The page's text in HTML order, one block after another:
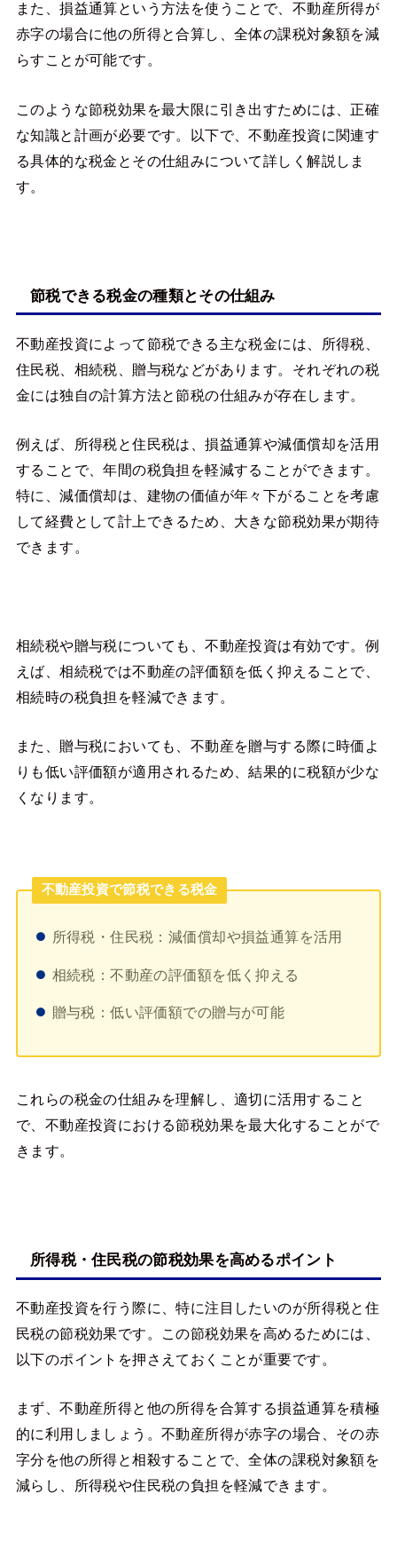
また、損益通算という方法を使うことで、不動産所得が
赤字の場合に他の所得と合算し、全体の課税対象額を減
らすことが可能です。
このような節税効果を最大限に引き出すためには、正確
な知識と計画が必要です。以下で、不動産投資に関連す
る具体的な税金とその仕組みについて詳しく解説しま
す。
節税できる税金の種類とその仕組み
不動産投資によって節税できる主な税金には、所得税、
住民税、相続税、贈与税などがあります。それぞれの税
金には独自の計算方法と節税の仕組みが存在します。
例えば、所得税と住民税は、損益通算や減価償却を活用
することで、年間の税負担を軽減することができます。
特に、減価償却は、建物の価値が年々下がることを考慮
して経費として計上できるため、大きな節税効果が期待
できます。
相続税や贈与税についても、不動産投資は有効です。例
えば、相続税では不動産の評価額を低く抑えることで、
相続時の税負担を軽減できます。
また、贈与税においても、不動産を贈与する際に時価よ
りも低い評価額が適用されるため、結果的に税額が少な
くなります。
不動産投資で節税できる税金
所得税・住民税：減価償却や損益通算を活用
相続税：不動産の評価額を低く抑える
贈与税：低い評価額での贈与が可能
これらの税金の仕組みを理解し、適切に活用すること
で、不動産投資における節税効果を最大化することがで
きます。
所得税・住民税の節税効果を高めるポイント
不動産投資を行う際に、特に注目したいのが所得税と住
民税の節税効果です。この節税効果を高めるためには、
以下のポイントを押さえておくことが重要です。
まず、不動産所得と他の所得を合算する損益通算を積極
的に利用しましょう。不動産所得が赤字の場合、その赤
字分を他の所得と相殺することで、全体の課税対象額を
減らし、所得税や住民税の負担を軽減できます。